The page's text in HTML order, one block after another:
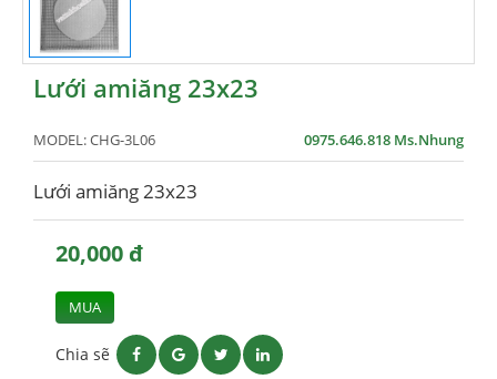
Lưới amiăng 23x23
MODEL:CHG-3L06 0975.646.818 Ms.Nhung
Lưới amiăng 23x23
20,000 đ
MUA
Chia sẽ